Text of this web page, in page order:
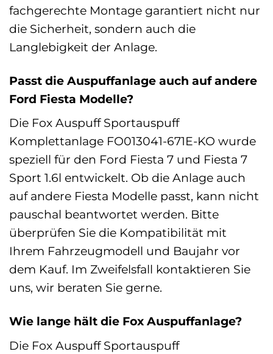
fachgerechte Montage garantiert nicht nur
die Sicherheit, sondern auch die
Langlebigkeit der Anlage.
Passt die Auspuffanlage auch auf andere
Ford Fiesta Modelle?
Die Fox Auspuff Sportauspuff
Komplettanlage FO013041-671E-KO wurde
speziell für den Ford Fiesta 7 und Fiesta 7
Sport 1.6l entwickelt. Ob die Anlage auch
auf andere Fiesta Modelle passt, kann nicht
pauschal beantwortet werden. Bitte
überprüfen Sie die Kompatibilität mit
Ihrem Fahrzeugmodell und Baujahr vor
dem Kauf. Im Zweifelsfall kontaktieren Sie
uns, wir beraten Sie gerne.
Wie lange hält die Fox Auspuffanlage?
Die Fox Auspuff Sportauspuff